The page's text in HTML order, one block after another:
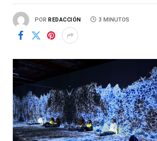
POR REDACCIÓN 3 MINUTOS